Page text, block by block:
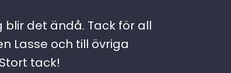
det ändå. Tack för all
Lasse och till övriga
tack!